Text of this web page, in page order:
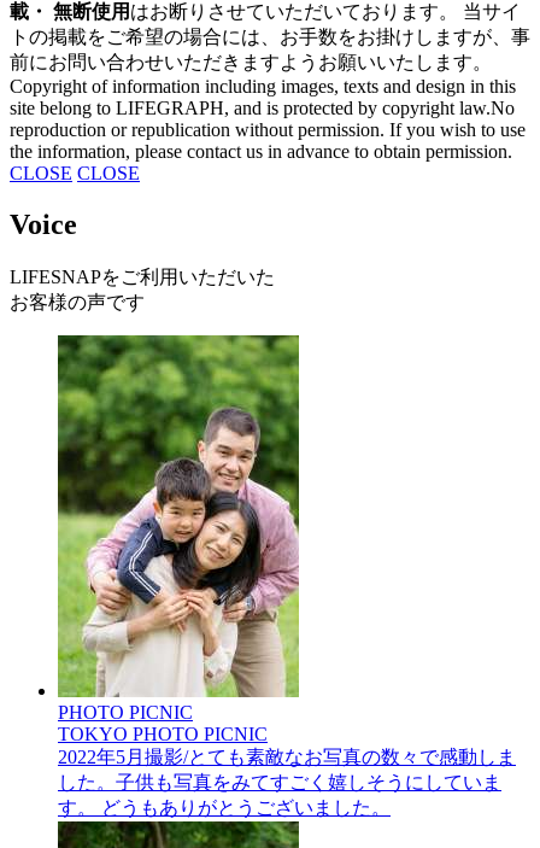
載・ 無断使用 はお断りさせていただいております。
当サイ
トの掲載をご希望の場合には、 お手数をお掛けしますが、 事
前にお問い合わせいただきますよう お願いいたします。
Copyright of information including images, texts and design in this
site belong to LIFEGRAPH, and is protected by copyright law.No
reproduction or republication without permission. If you wish to use
the information, please contact us in advance to obtain permission.
CLOSE CLOSE
Voice
LIFESNAPをご利用いただいた
お客様の声です
PHOTO PICNIC
TOKYO PHOTO PICNIC
2022年5月撮影/とても素敵なお写真の数々で感動しま
した。子供も写真をみてすごく嬉しそうにしていま
す。 どうもありがとうございました。